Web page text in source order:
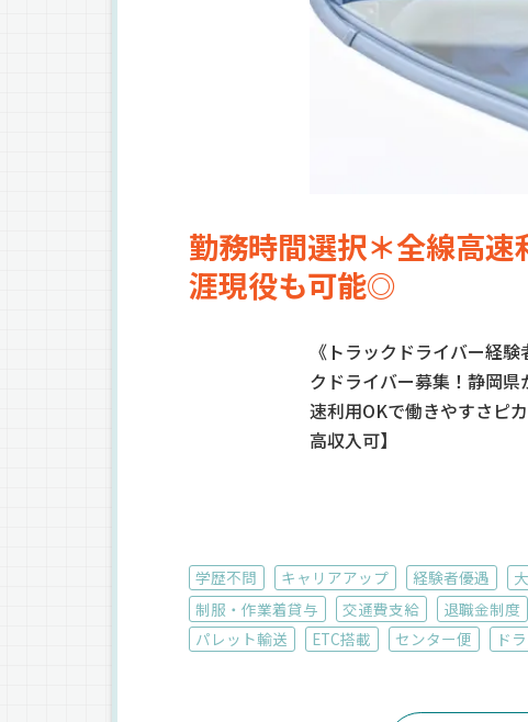
勤務時間選択＊全線高
涯現役も可能◎
《トラックドライバー経
クドライバー募集！静岡
速利用OKで働きやすさピ
高収入可】
学歴不問 キャリアアップ 経験者優遇
制服・作業着貸与
交通費支給 退職金制度
パレット輸送
ETC搭載 センター便 ド